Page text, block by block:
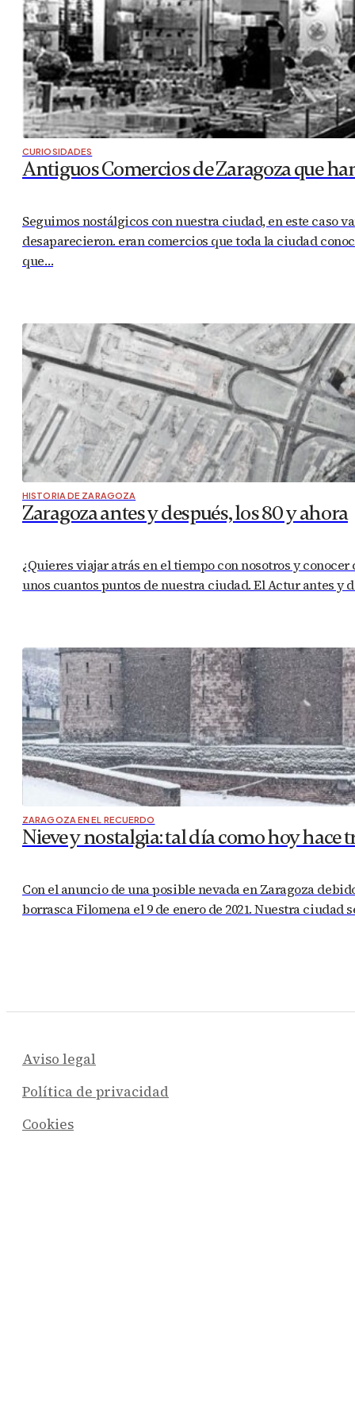
CURIOSIDADES
Antiguos Comercios de Zaragoza que
Seguimos nostálgicos con nuestra ciudad, en este caso
desaparecieron. eran comercios que toda la ciudad
que…
HISTORIA DE ZARAGOZA
Zaragoza antes y después, los 80 y ahora
¿Quieres viajar atrás en el tiempo con nosotros y
unos cuantos puntos de nuestra ciudad. El Actur antes y
ZARAGOZA EN EL RECUERDO
Nieve y nostalgia: tal día como hoy hace
Con el anuncio de una posible nevada en Zaragoza
borrasca Filomena el 9 de enero de 2021. Nuestra
Aviso legal
Política de privacidad
Cookies